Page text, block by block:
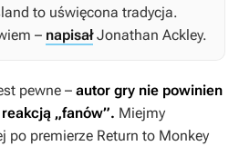
to uświęcona tradycja.
– napisałJonathan Ackley.
pewne – autor gry nie powinien
„fanów”. Miejmy
po premierze Return to Monkey